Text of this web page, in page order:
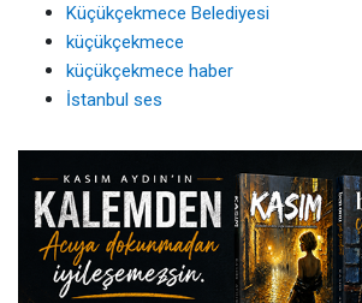
Küçükçekmece Belediyesi
küçükçekmece
küçükçekmece haber
İstanbul ses